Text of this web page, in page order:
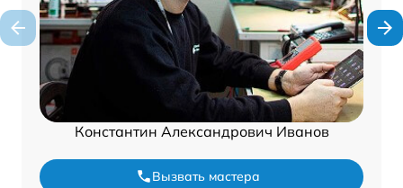
Константин Александрович Иванов
Вызвать мастера